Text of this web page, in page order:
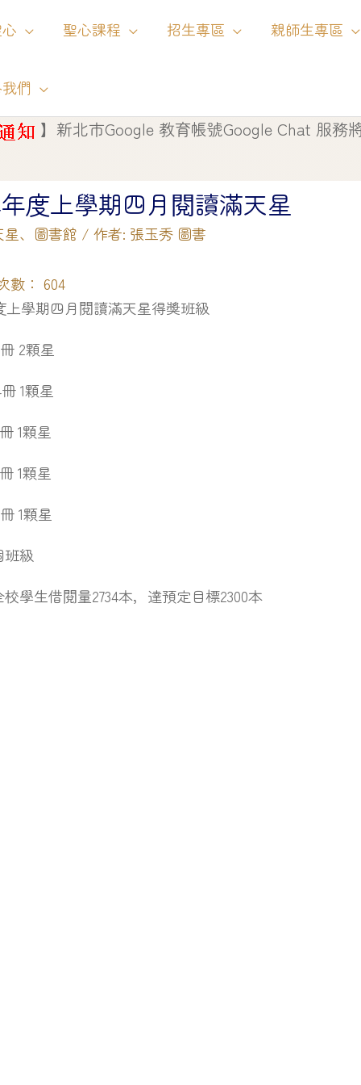
聖心課程 招生專區 親師生專區
們
市Google 教育帳號Google Chat 服務將自 115 年
年度上學期四月閱讀滿天星
、 圖書館 / 作者: 張玉秀 圖書
數： 604
上學期四月閱讀滿天星得獎班級
2顆星
1顆星
1顆星
1顆星
1顆星
班級
學生借閱量2734本，達預定目標2300本